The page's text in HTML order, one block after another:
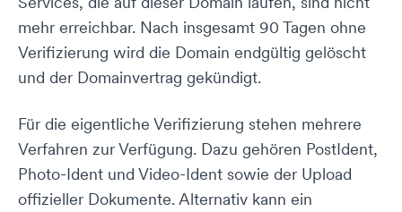
mehr erreichbar. Nach insgesamt 90 Tagen ohne
Verifizierung wird die Domain endgültig gelöscht
und der Domainvertrag gekündigt.
Für die eigentliche Verifizierung stehen mehrere
Verfahren zur Verfügung. Dazu gehören PostIdent,
Photo-Ident und Video-Ident sowie der Upload
offizieller Dokumente. Alternativ kann ein